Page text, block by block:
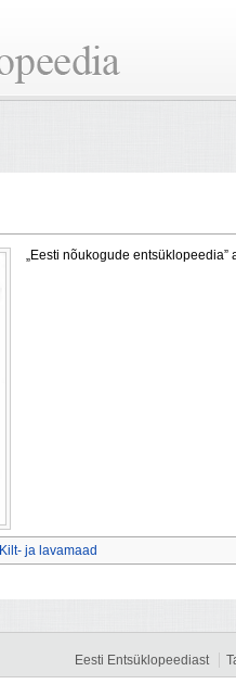
„Eesti nõukogude
Kilt- ja lavamaad
Eesti Entsüklopeediast